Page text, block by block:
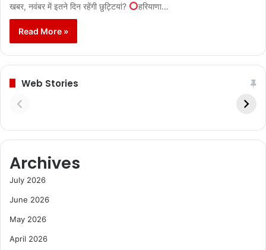
खबर, नवंबर में इतने दिन रहेंगी छुट्टियां?
हरियाणा…
Read More »
Web Stories
Archives
July 2026
June 2026
May 2026
April 2026